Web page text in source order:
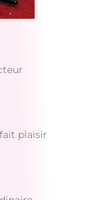
plaisir